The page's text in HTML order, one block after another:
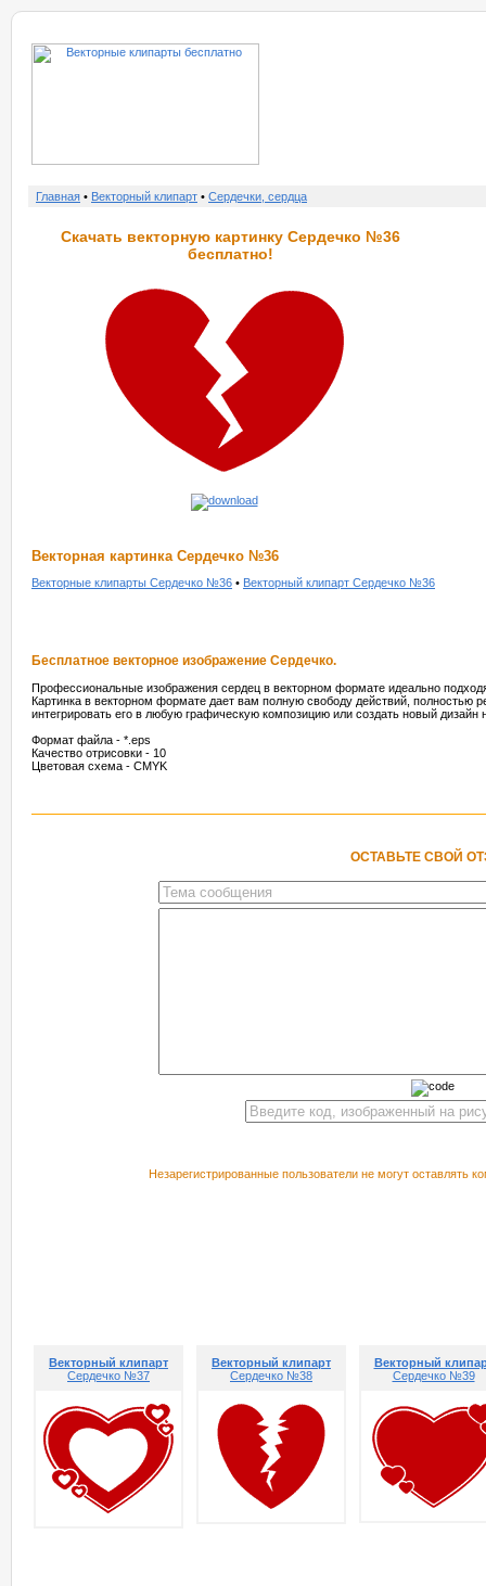
Главная • Векторный клипарт • Сердечки, сердца
Скачать векторную картинку Сердечко №36
бесплатно!
Векторная картинка Сердечко №36
Векторные клипарты Сердечко №36 • Векторный клипарт Сердечко №36
Бесплатное векторное изображение Сердечко.
Профессиональные изображения сердец в векторном формате идеально
Картинка в векторном формате дает вам полную свободу действий, полностью
интегрировать его в любую графическую композицию или создать новый дизайн
Формат файла - *.eps
Качество отрисовки - 10
Цветовая схема - CMYK
ОСТАВЬТЕ СВОЙ
Незарегистрированные пользователи не могут оставлять
Векторный клипарт
Сердечко №37
Векторный клипарт
Сердечко №38
Векторный
Сердечко №39